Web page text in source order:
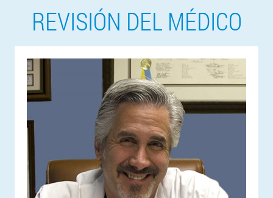
REVISIÓN DEL MÉDICO